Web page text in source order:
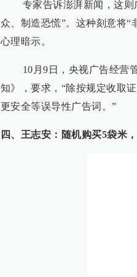
专家告诉澎湃新闻，这则
众、制造恐慌”。这种刻意将
心理暗示。
10月9日，央视广告经营管
知》，要求，“除按规定收取
更安全等误导性广告词。”
四、王志安：随机购买5袋米